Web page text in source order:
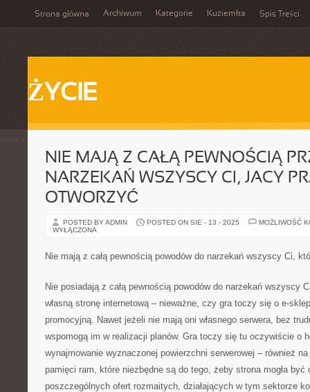
Strona główna Archiwum Kategorie Kuziemka Spis Treści
ŻYCIE
NIE MAJĄ Z CAŁĄ PEWNOŚCIĄ
NARZEKAŃ WSZYSCY CI, JACY
OTWORZYĆ
POSTED BY ADMIN POSTED ON SIE - 13 - 2025
MOŻLIWOŚĆ
WYŁĄCZONA
Nie mają z całą pewnością powodów do narzekań wszyscy Ci,
Nie posiadają z całą pewnością powodów do narzekań wszyscy
własną stronę internetową – nieważne, czy gra toczy się o e-
promocyjną. Nawet jeżeli nie mają oni własnego serwera, bez
wspomogą im w realizacji planów. Gra toczy się tu oczywiście o
wynajmowanie wyznaczonej powierzchni serwerowej – również
pamięci ram, które niezbędne są do tego, żeby strona mogła być
poszczególnych ofert rozmaitych, działających w tym sektorze